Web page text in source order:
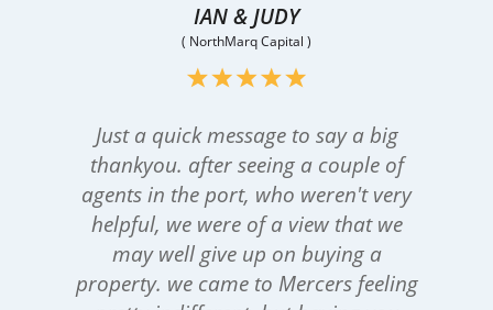
IAN & JUDY
( NorthMarq Capital )
Just a quick message to say a big
thankyou. after seeing a couple of
agents in the port, who weren't very
helpful, we were of a view that we
may well give up on buying a
property. we came to Mercers feeling